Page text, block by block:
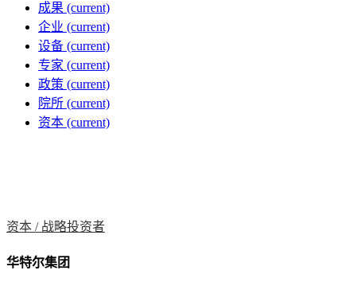
成果 (current)
企业 (current)
设备 (current)
专家 (current)
政策 (current)
院所 (current)
资本 (current)
资本 / 战略投资者
华特尔集团